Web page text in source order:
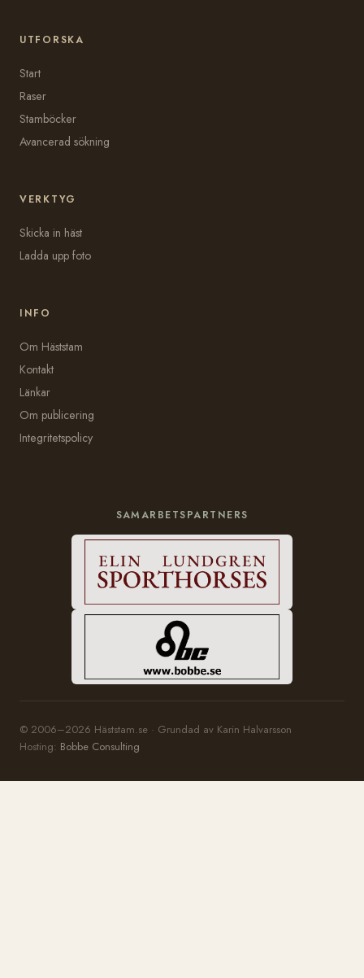
UTFORSKA
Start
Raser
Stamböcker
Avancerad sökning
VERKTYG
Skicka in häst
Ladda upp foto
INFO
Om Häststam
Kontakt
Länkar
Om publicering
Integritetspolicy
SAMARBETSPARTNERS
© 2006–2026 Häststam.se · Grundad av Karin Halvarsson
Hosting: Bobbe Consulting